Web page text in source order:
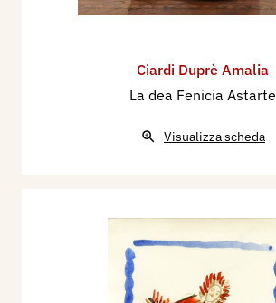
Ciardi Duprè Amalia
La dea Fenicia Astarte
Visualizza scheda